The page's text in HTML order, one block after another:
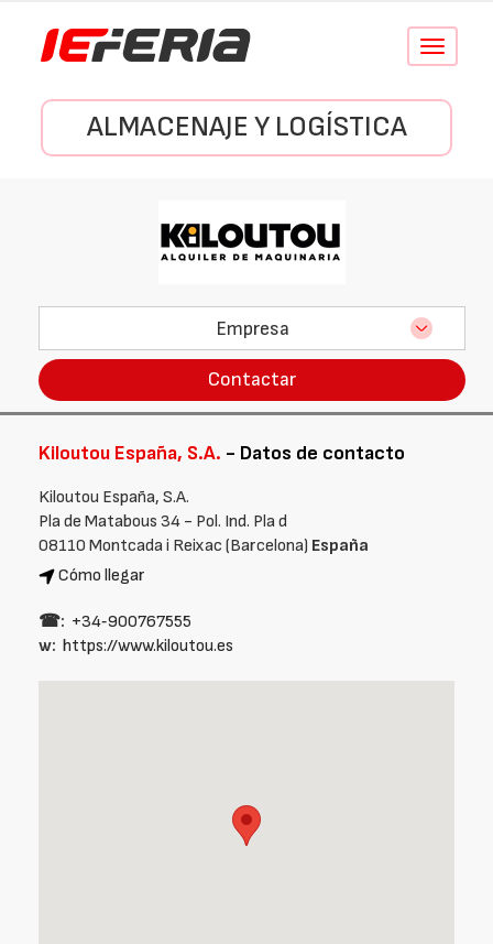
Conmutar
ALMACENAJE Y LOGÍSTICA
Empresa
Contactar
Kiloutou España, S.A. - Datos de contacto
Kiloutou España, S.A.
Pla de Matabous 34 - Pol. Ind. Pla d
08110 Montcada i Reixac (Barcelona) España
Cómo llegar
☎: +34‑900767555
w: https://www.kiloutou.es